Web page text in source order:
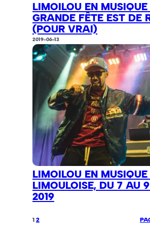
LIMOILOU EN
GRANDE FÊTE EST DE
(POUR VRAI)
2019-06-13
LIMOILOU EN
LIMOULOISE, DU 7 AU
2019
1 2